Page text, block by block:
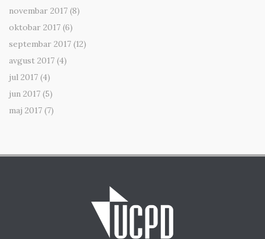
novembar 2017 (8)
oktobar 2017 (6)
septembar 2017 (12)
avgust 2017 (4)
jul 2017 (4)
jun 2017 (5)
maj 2017 (7)